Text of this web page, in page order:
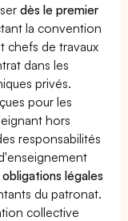
dès le premier
la convention
chefs de travaux
dans les
privés.
pour les
hors
responsabilités
obligations légales
du patronat.
collective